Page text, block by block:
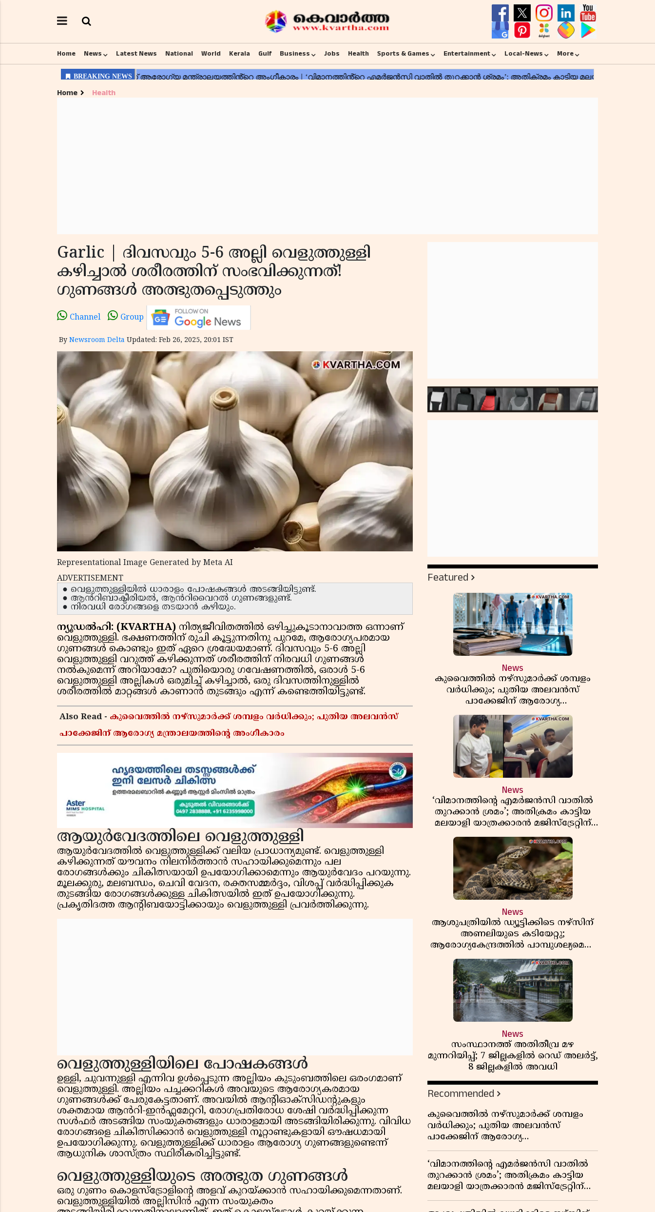
Home News Latest News National World Kerala Gulf Business Jobs Health Sports & Games Entertainment Local-News More
Home Health
Garlic | ദിവസവും 5-6 അല്ലി വെളുത്തുള്ളി
കഴിച്ചാൽ ശരീരത്തിന് സംഭവിക്കുന്നത്!
ഗുണങ്ങൾ അത്ഭുതപ്പെടുത്തും
Channel Group
By Newsroom Delta Updated: Feb 26, 2025, 20:01 IST
Representational Image Generated by Meta AI
ADVERTISEMENT
● വെളുത്തുള്ളിയിൽ ധാരാളം പോഷകങ്ങൾ അടങ്ങിയിട്ടുണ്ട്.
● ആൻറിബാക്ടീരിയൽ, ആൻറിവൈറൽ ഗുണങ്ങളുണ്ട്.
● നിരവധി രോഗങ്ങളെ തടയാൻ കഴിയും.
ന്യൂഡൽഹി: (KVARTHA) നിത്യജീവിതത്തിൽ ഒഴിച്ചുകൂടാനാവാത്ത ഒന്നാണ്
വെളുത്തുള്ളി. ഭക്ഷണത്തിന് രുചി കൂട്ടുന്നതിനു പുറമേ, ആരോഗ്യപരമായ
ഗുണങ്ങൾ കൊണ്ടും ഇത് ഏറെ ശ്രദ്ധേയമാണ്. ദിവസവും 5-6 അല്ലി
വെളുത്തുള്ളി വറുത്ത് കഴിക്കുന്നത് ശരീരത്തിന് നിരവധി ഗുണങ്ങൾ
നൽകുമെന്ന് അറിയാമോ? പുതിയൊരു ഗവേഷണത്തിൽ, ഒരാൾ 5-6
വെളുത്തുള്ളി അല്ലികൾ ഒരുമിച്ച് കഴിച്ചാൽ, ഒരു ദിവസത്തിനുള്ളിൽ
ശരീരത്തിൽ മാറ്റങ്ങൾ കാണാൻ തുടങ്ങും എന്ന് കണ്ടെത്തിയിട്ടുണ്ട്.
Also Read - കുവൈത്തിൽ നഴ്‌സുമാർക്ക് ശമ്പളം വർധിക്കും; പുതിയ അലവൻസ്
പാക്കേജിന് ആരോഗ്യ മന്ത്രാലയത്തിൻ്റെ അംഗീകാരം
ആയുർവേദത്തിലെ വെളുത്തുള്ളി
ആയുർവേദത്തിൽ വെളുത്തുള്ളിക്ക് വലിയ പ്രാധാന്യമുണ്ട്. വെളുത്തുള്ളി
കഴിക്കുന്നത് യൗവനം നിലനിർത്താൻ സഹായിക്കുമെന്നും പല
രോഗങ്ങൾക്കും ചികിത്സയായി ഉപയോഗിക്കാമെന്നും ആയുർവേദം പറയുന്നു.
മൂലക്കുരു, മലബന്ധം, ചെവി വേദന, രക്തസമ്മർദ്ദം, വിശപ്പ് വർദ്ധിപ്പിക്കുക
തുടങ്ങിയ രോഗങ്ങൾക്കുള്ള ചികിത്സയിൽ ഇത് ഉപയോഗിക്കുന്നു.
പ്രകൃതിദത്ത ആൻ്റിബയോട്ടിക്കായും വെളുത്തുള്ളി പ്രവർത്തിക്കുന്നു.
വെളുത്തുള്ളിയിലെ പോഷകങ്ങൾ
ഉള്ളി, ചുവന്നുള്ളി എന്നിവ ഉൾപ്പെടുന്ന അല്ലിയം കുടുംബത്തിലെ ഒരംഗമാണ്
വെളുത്തുള്ളി. അല്ലിയം പച്ചക്കറികൾ അവയുടെ ആരോഗ്യകരമായ
ഗുണങ്ങൾക്ക് പേരുകേട്ടതാണ്. അവയിൽ ആന്റിഓക്‌സിഡന്റുകളും
ശക്തമായ ആൻറി-ഇൻഫ്ലമേറ്ററി, രോഗപ്രതിരോധ ശേഷി വർദ്ധിപ്പിക്കുന്ന
സൾഫർ അടങ്ങിയ സംയുക്തങ്ങളും ധാരാളമായി അടങ്ങിയിരിക്കുന്നു. വിവിധ
രോഗങ്ങളെ ചികിത്സിക്കാൻ വെളുത്തുള്ളി നൂറ്റാണ്ടുകളായി ഔഷധമായി
ഉപയോഗിക്കുന്നു. വെളുത്തുള്ളിക്ക് ധാരാളം ആരോഗ്യ ഗുണങ്ങളുണ്ടെന്ന്
ആധുനിക ശാസ്ത്രം സ്ഥിരീകരിച്ചിട്ടുണ്ട്.
വെളുത്തുള്ളിയുടെ അത്ഭുത ഗുണങ്ങൾ
ഒരു ഗുണം കൊളസ്ട്രോളിന്റെ അളവ് കുറയ്ക്കാൻ സഹായിക്കുമെന്നതാണ്.
വെളുത്തുള്ളിയിൽ അല്ലിസിൻ എന്ന സംയുക്തം
Featured
News
കുവൈത്തിൽ നഴ്‌സുമാർക്ക് ശമ്പളം
വർധിക്കും; പുതിയ അലവൻസ്
പാക്കേജിന് ആരോഗ്യ
മന്ത്രാലയത്തിൻ്റെ അംഗീകാരം
News
‘വിമാനത്തിൻ്റെ എമർജൻസി വാതിൽ
തുറക്കാൻ ശ്രമം’; അതിക്രമം കാട്ടിയ
മലയാളി യാത്രക്കാരൻ മജിസ്ട്രേറ്റിന്
മുന്നിലും അതിക്രമം കാട്ടിയെന്ന്
പൊലീസ്
News
ആശുപത്രിയിൽ ഡ്യൂട്ടിക്കിടെ നഴ്സിന്
അണലിയുടെ കടിയേറ്റു;
ആരോഗ്യകേന്ദ്രത്തിൽ പാമ്പുശല്യമെന്ന്
പരാതി
News
സംസ്ഥാനത്ത് അതിതീവ്ര മഴ
മുന്നറിയിപ്പ്; 7 ജില്ലകളിൽ റെഡ് അലർട്ട്,
8 ജില്ലകളിൽ അവധി
Recommended
കുവൈത്തിൽ നഴ്‌സുമാർക്ക് ശമ്പളം
വർധിക്കും; പുതിയ അലവൻസ്
പാക്കേജിന് ആരോഗ്യ
മന്ത്രാലയത്തിൻ്റെ അംഗീകാരം
‘വിമാനത്തിൻ്റെ എമർജൻസി വാതിൽ
തുറക്കാൻ ശ്രമം’; അതിക്രമം കാട്ടിയ
മലയാളി യാത്രക്കാരൻ മജിസ്ട്രേറ്റിന്
മുന്നിലും അതിക്രമം കാട്ടിയെന്ന്
പൊലീസ്